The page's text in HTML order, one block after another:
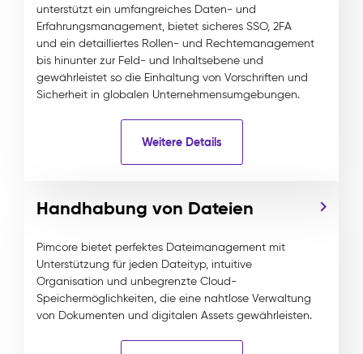
unterstützt ein umfangreiches Daten- und
Erfahrungsmanagement, bietet sicheres SSO, 2FA
und ein detailliertes Rollen- und Rechtemanagement
bis hinunter zur Feld- und Inhaltsebene und
gewährleistet so die Einhaltung von Vorschriften und
Sicherheit in globalen Unternehmensumgebungen.
Weitere Details
Handhabung von Dateien
Pimcore bietet perfektes Dateimanagement mit
Unterstützung für jeden Dateityp, intuitive
Organisation und unbegrenzte Cloud-
Speichermöglichkeiten, die eine nahtlose Verwaltung
von Dokumenten und digitalen Assets gewährleisten.